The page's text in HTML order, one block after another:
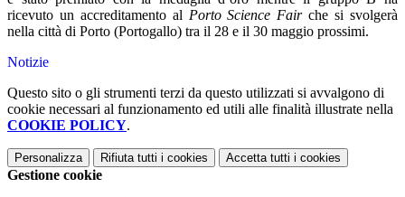
ricevuto un accreditamento al Porto Science Fairche si svolgerà
nella città di Porto (Portogallo) tra il 28 e il 30 maggio prossimi.
Notizie
Questo sito o gli strumenti terzi da questo utilizzati si avvalgono di
cookie necessari al funzionamento ed utili alle finalità illustrate nella
COOKIE POLICY.
Personalizza Rifiuta tutti i cookies Accetta tutti i cookies
Gestione cookie